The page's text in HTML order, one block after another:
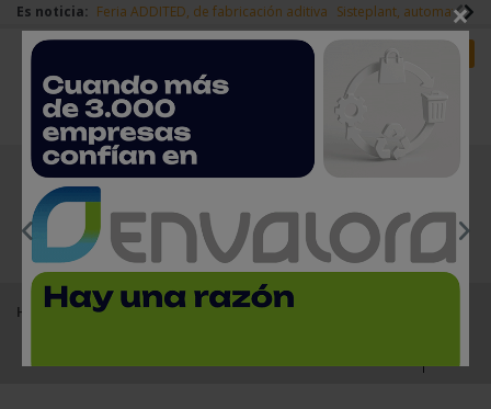
Es noticia: Feria ADDITED, de fabricación aditiva Sisteplant,
Redes Sociales Login empresas
EMPRESAS PREMIUM
Home coyuntura económica
×